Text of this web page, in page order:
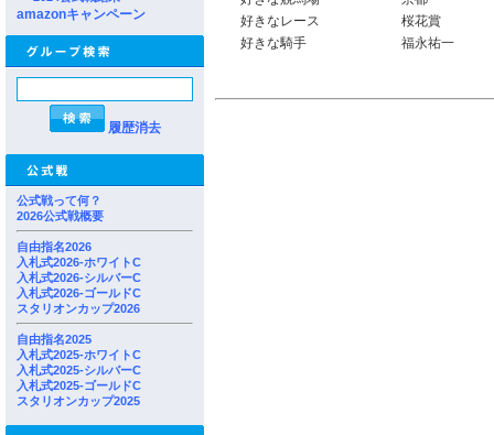
amazonキャンペーン
履歴消去
公式戦って何？
2026公式戦概要
自由指名2026
入札式2026-ホワイトC
入札式2026-シルバーC
入札式2026-ゴールドC
スタリオンカップ2026
自由指名2025
入札式2025-ホワイトC
入札式2025-シルバーC
入札式2025-ゴールドC
スタリオンカップ2025
好きなレース
桜花賞
好きな騎手
福永祐一